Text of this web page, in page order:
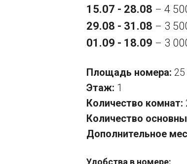
15.07 - 28.08 – 4
29.08 - 31.08 – 3
01.09 - 18.09 – 3
Площадь номера: 25
Этаж: 1
Количество комнат:
Количество
Дополнительное